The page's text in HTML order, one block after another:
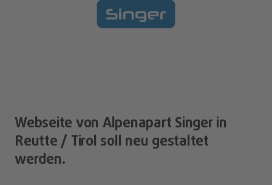
Webseite von Alpenapart Singer in
Reutte / Tirol soll neu gestaltet
werden.